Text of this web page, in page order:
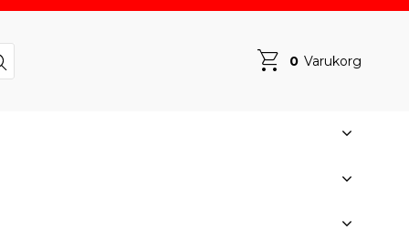
0 Varukorg